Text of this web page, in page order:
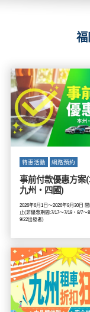
特惠活動 網路預約
事前付款優惠方案(
九州・四國)
2026年6月1日～2026年9月30日
止(非優惠期間:7/17～7/19、8/7～
9/22出發者)